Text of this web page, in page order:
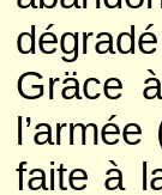
Gräce
faite à